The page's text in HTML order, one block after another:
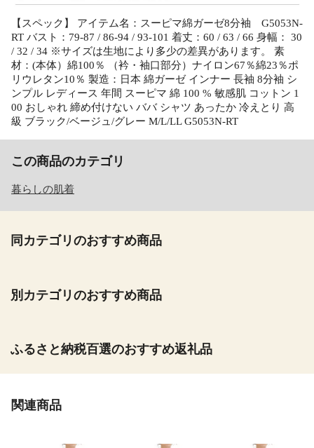
【スペック】 アイテム名：スーピマ綿ガーゼ8分袖 G5053N-
RT バスト：79-87 / 86-94 / 93-101 着丈：60 / 63 / 66 身幅： 30
/ 32 / 34 ※サイズは生地により多少の差異があります。 素
材：(本体）綿100％ （衿・袖口部分）ナイロン67％綿23％ポ
リウレタン10％ 製造：日本 綿ガーゼ インナー 長袖 8分袖 シ
ンプル レディース 年間 スーピマ 綿 100 % 敏感肌 コットン 1
00 おしゃれ 締め付けない ババ シャツ あったか 冷えとり 高
級 ブラック/ベージュ/グレー M/L/LL G5053N-RT
この商品のカテゴリ
暮らしの肌着
同カテゴリのおすすめ商品
別カテゴリのおすすめ商品
ふるさと納税百選のおすすめ返礼品
関連商品